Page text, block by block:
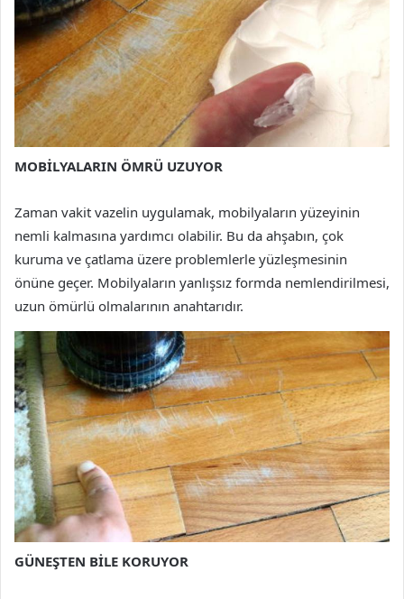
MOBİLYALARIN ÖMRÜ UZUYOR
Zaman vakit vazelin uygulamak, mobilyaların yüzeyinin
nemli kalmasına yardımcı olabilir. Bu da ahşabın, çok
kuruma ve çatlama üzere problemlerle yüzleşmesinin
önüne geçer. Mobilyaların yanlışsız formda nemlendirilmesi,
uzun ömürlü olmalarının anahtarıdır.
GÜNEŞTEN BİLE KORUYOR